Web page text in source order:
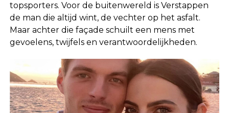
topsporters. Voor de buitenwereld is Verstappen
de man die altijd wint, de vechter op het asfalt.
Maar achter die façade schuilt een mens met
gevoelens, twijfels en verantwoordelijkheden.